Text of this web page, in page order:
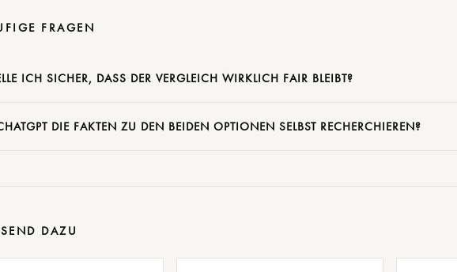
FRAGEN
ICH SICHER, DASS DER VERGLEICH WIRKLICH FAIR BLEIBT?
DIE FAKTEN ZU DEN BEIDEN OPTIONEN SELBST RECHERCHIEREN?
DAZU